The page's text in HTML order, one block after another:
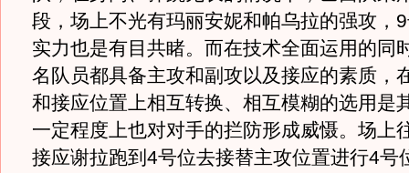
段，场上不光有玛丽安妮和帕乌拉的强攻，
实力也是有目共睹。而在技术全面运用的同
名队员都具备主攻和副攻以及接应的素质，
和接应位置上相互转换、相互模糊的选用是
一定程度上也对对手的拦防形成威慑。场上
接应谢拉跑到4号位去接替主攻位置进行4号